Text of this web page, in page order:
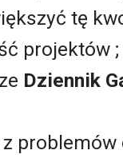
tę
projektów ;
Dziennik